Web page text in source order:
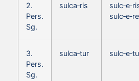
2.
Pers.
Sg.
sulca‑ris
sulc‑e‑re
3.
Pers.
Sg.
sulca‑tur